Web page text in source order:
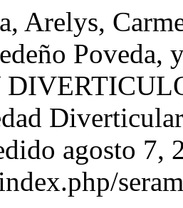
Arelys,
agosto 7,